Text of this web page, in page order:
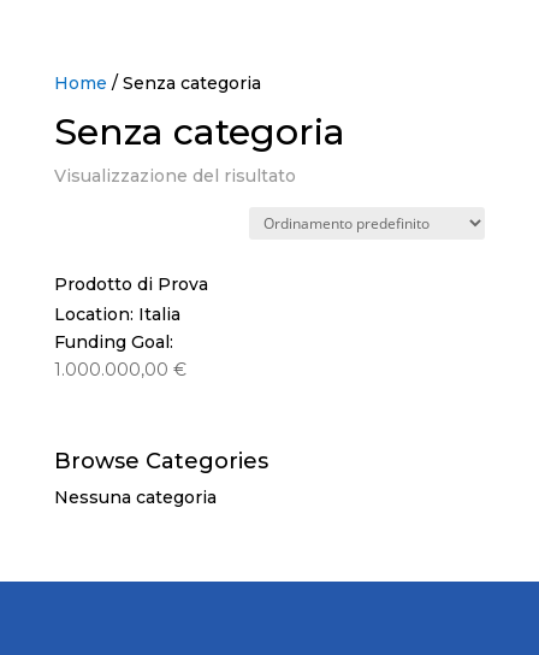
Home / Senza categoria
Senza categoria
Visualizzazione del risultato
Prodotto di Prova
Location: Italia
Funding Goal:
1.000.000,00 €
Browse Categories
Nessuna categoria